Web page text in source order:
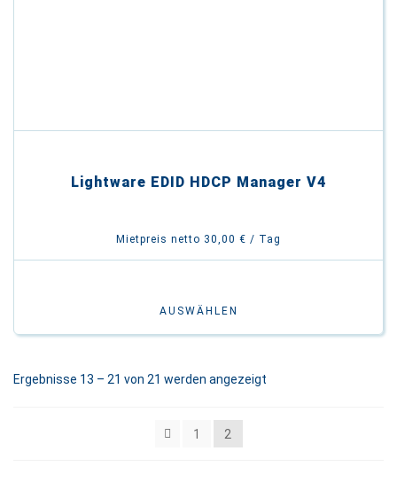
Lightware EDID HDCP Manager V4
Mietpreis netto 30,00 € / Tag
AUSWÄHLEN
Ergebnisse 13 – 21 von 21 werden angezeigt
1 2